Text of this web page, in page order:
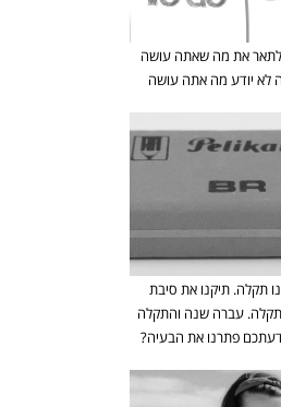
לתאר את מה שאתה עושה
לא יודע מה אתה עושה
תקלה. תיקנו את סיבת
עברה שנה והתקלה
פתרנו את הבעיה?